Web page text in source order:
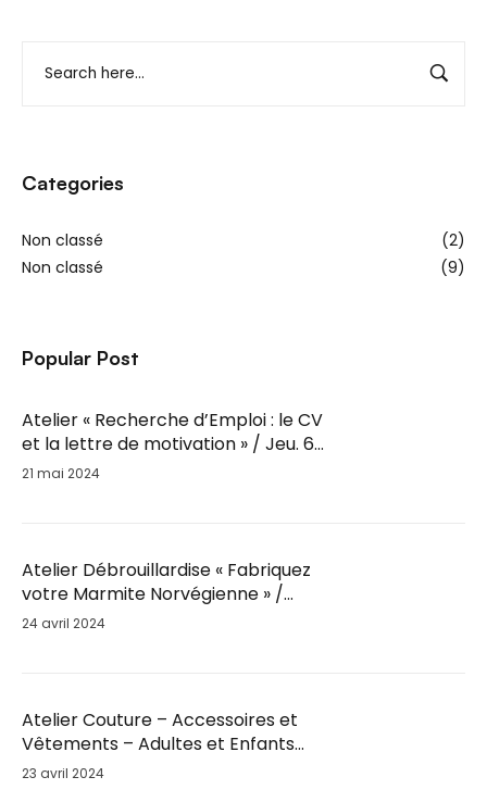
Categories
Non classé
(2)
Non classé
(9)
Popular Post
Atelier « Recherche d’Emploi : le CV
et la lettre de motivation » / Jeu. 6
Juin / 14h-16h
21 mai 2024
Atelier Débrouillardise « Fabriquez
votre Marmite Norvégienne » /
Mar. 28 Mai / 18h30
24 avril 2024
Atelier Couture – Accessoires et
Vêtements – Adultes et Enfants
par Fil’Ambule – Sam. 25 Mai / 10h
23 avril 2024